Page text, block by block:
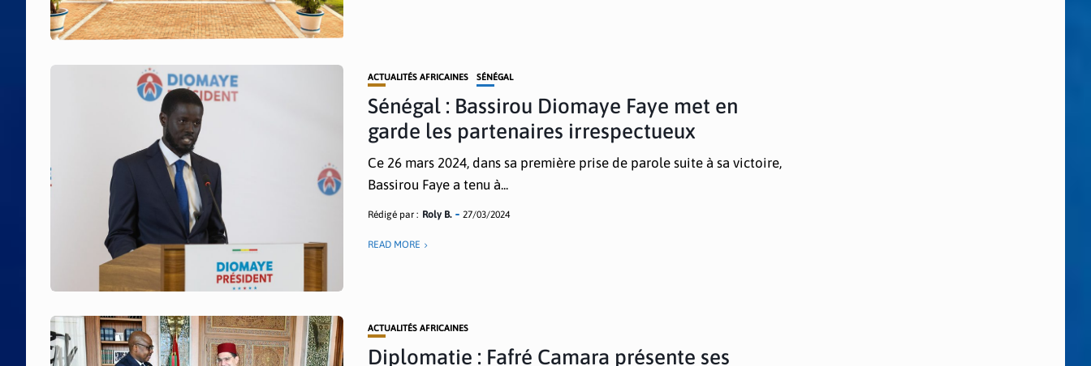
ACTUALITÉS AFRICAINES SÉNÉGAL
Sénégal : Bassirou Diomaye Faye met en
garde les partenaires irrespectueux
Ce 26 mars 2024, dans sa première prise de parole suite à sa victoire,
Bassirou Faye a tenu à...
Rédigé par : Roly B. 27/03/2024
READ MORE
ACTUALITÉS AFRICAINES
Diplomatie : Fafré Camara présente ses